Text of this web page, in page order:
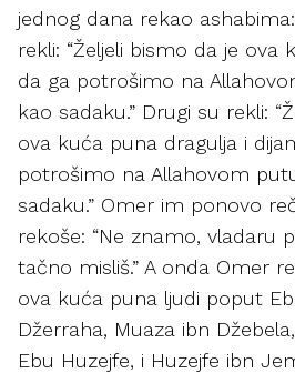
jednog dana rekao ashabima:
rekli: “Željeli bismo da je ova
da ga potrošimo na
kao sadaku.” Drugi su rekli:
ova kuća puna dragulja i
potrošimo na Allahovom
sadaku.” Omer im ponovo
rekoše: “Ne znamo, vladaru
tačno misliš.” A onda Omer
ova kuća puna ljudi poput
Džerraha, Muaza ibn
Ebu Huzejfe, i Huzejfe ibn